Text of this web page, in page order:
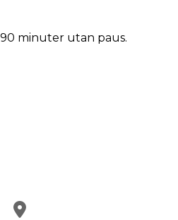
minuter utan paus.